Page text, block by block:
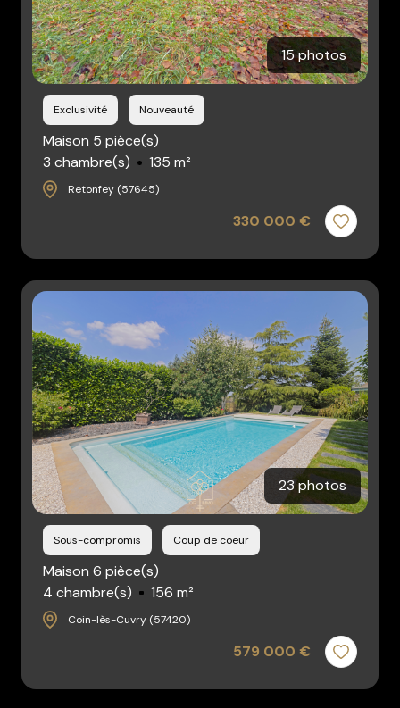
15 photos
Exclusivité Nouveauté
Maison 5 pièce(s)
3 chambre(s)
135 m²
Retonfey (57645)
330 000 €
23 photos
Sous-compromis Coup de coeur
Maison 6 pièce(s)
4 chambre(s)
156 m²
Coin-lès-Cuvry (57420)
579 000 €